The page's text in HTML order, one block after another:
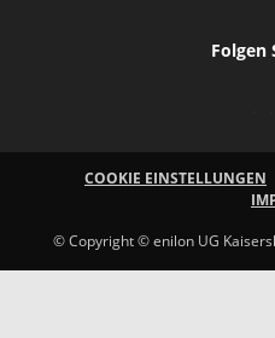
Folgen
COOKIE EINSTELLUNGEN
© Copyright © enilon UG